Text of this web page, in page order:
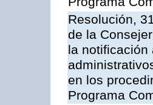
Resolución,
de la
la notificación
en los
Programa